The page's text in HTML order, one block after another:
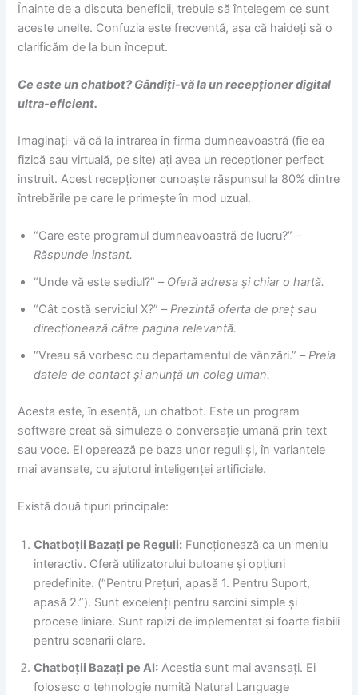
Înainte de a discuta beneficii, trebuie să înțelegem ce sunt
aceste unelte. Confuzia este frecventă, așa că haideți să o
clarificăm de la bun început.
Ce este un chatbot? Gândiți-vă la un recepționer digital
ultra-eficient.
Imaginați-vă că la intrarea în firma dumneavoastră (fie ea
fizică sau virtuală, pe site) ați avea un recepționer perfect
instruit. Acest recepționer cunoaște răspunsul la 80% dintre
întrebările pe care le primește în mod uzual.
“Care este programul dumneavoastră de lucru?” –
Răspunde instant.
“Unde vă este sediul?” – Oferă adresa și chiar o hartă.
“Cât costă serviciul X?” –Prezintă oferta de preț sau
direcționează către pagina relevantă.
“Vreau să vorbesc cu departamentul de vânzări.” –Preia
datele de contact și anunță un coleg uman.
Acesta este, în esență, un chatbot. Este un program
software creat să simuleze o conversație umană prin text
sau voce. El operează pe baza unor reguli și, în variantele
mai avansate, cu ajutorul inteligenței artificiale.
Există două tipuri principale:
Chatboții Bazați pe Reguli: Funcționează ca un meniu
interactiv. Oferă utilizatorului butoane și opțiuni
predefinite. (“Pentru Prețuri, apasă 1. Pentru Suport,
apasă 2.”). Sunt excelenți pentru sarcini simple și
procese liniare. Sunt rapizi de implementat și foarte fiabili
pentru scenarii clare.
Chatboții Bazați pe AI: Aceștia sunt mai avansați. Ei
folosesc o tehnologie numită Natural Language